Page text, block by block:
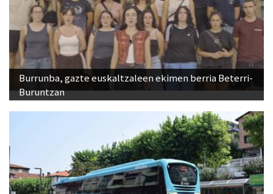
Burrunba, gazte euskaltzaleen ekimen berria Beterri-
Buruntzan